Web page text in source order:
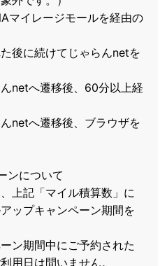
マイレージモールを経由の
後に続けてじゃらんnetを
netへ遷移後、60分以上経
netへ遷移後、ブラウザを
ンについて
上記「マイル積算数」に
ップキャンペーン期間を
ン期間中にご予約された
用日は問いません。